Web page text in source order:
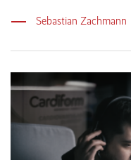
Sebastian Zachmann